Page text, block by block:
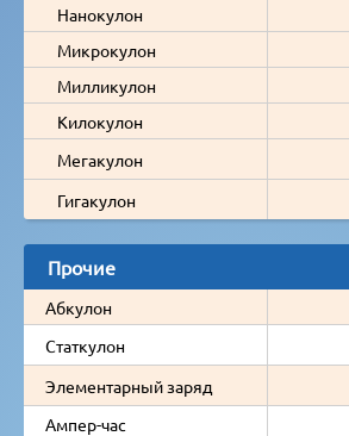
Нанокулон
Микрокулон
Милликулон
Килокулон
Мегакулон
Гигакулон
Прочие
Абкулон
Статкулон
Элементарный заряд
Ампер-час